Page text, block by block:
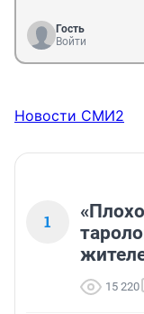
Гость
Войти
Новости СМИ2
1
15 220